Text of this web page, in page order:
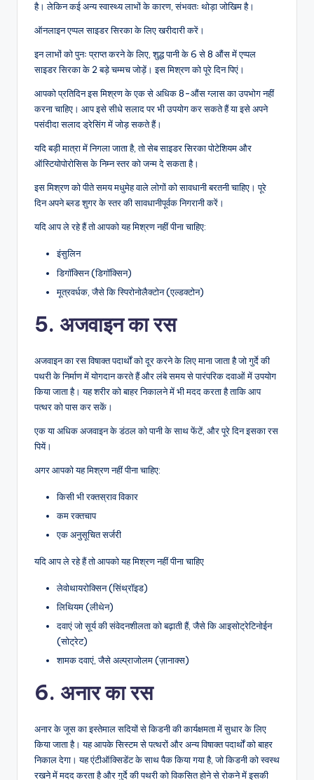
है। लेकिन कई अन्य स्वास्थ्य लाभों के कारण, संभवतः थोड़ा जोखिम है।
ऑनलाइन एप्पल साइडर सिरका के लिए खरीदारी करें।
इन लाभों को पुनः प्राप्त करने के लिए, शुद्ध पानी के 6 से 8 औंस में एप्पल
साइडर सिरका के 2 बड़े चम्मच जोड़ें। इस मिश्रण को पूरे दिन पिएं।
आपको प्रतिदिन इस मिश्रण के एक से अधिक 8-औंस ग्लास का उपभोग नहीं
करना चाहिए। आप इसे सीधे सलाद पर भी उपयोग कर सकते हैं या इसे अपने
पसंदीदा सलाद ड्रेसिंग में जोड़ सकते हैं।
यदि बड़ी मात्रा में निगला जाता है, तो सेब साइडर सिरका पोटेशियम और
ऑस्टियोपोरोसिस के निम्न स्तर को जन्म दे सकता है।
इस मिश्रण को पीते समय मधुमेह वाले लोगों को सावधानी बरतनी चाहिए। पूरे
दिन अपने ब्लड शुगर के स्तर की सावधानीपूर्वक निगरानी करें।
यदि आप ले रहे हैं तो आपको यह मिश्रण नहीं पीना चाहिए:
इंसुलिन
डिगॉक्सिन (डिगॉक्सिन)
मूत्रवर्धक, जैसे कि स्पिरोनोलैक्टोन (एल्डक्टोन)
5. अजवाइन का रस
अजवाइन का रस विषाक्त पदार्थों को दूर करने के लिए माना जाता है जो गुर्दे की
पथरी के निर्माण में योगदान करते हैं और लंबे समय से पारंपरिक दवाओं में उपयोग
किया जाता है। यह शरीर को बाहर निकालने में भी मदद करता है ताकि आप
पत्थर को पास कर सकें।
एक या अधिक अजवाइन के डंठल को पानी के साथ फेंटें, और पूरे दिन इसका रस
पियें।
अगर आपको यह मिश्रण नहीं पीना चाहिए:
किसी भी रक्तस्राव विकार
कम रक्तचाप
एक अनुसूचित सर्जरी
यदि आप ले रहे हैं तो आपको यह मिश्रण नहीं पीना चाहिए
लेवोथायरोक्सिन (सिंथ्रॉइड)
लिथियम (लीथेन)
दवाएं जो सूर्य की संवेदनशीलता को बढ़ाती हैं, जैसे कि आइसोट्रेटिनोईन
(सोट्रेट)
शामक दवाएं, जैसे अल्प्राजोलम (ज़ानाक्स)
6. अनार का रस
अनार के जूस का इस्तेमाल सदियों से किडनी की कार्यक्षमता में सुधार के लिए
किया जाता है। यह आपके सिस्टम से पत्थरों और अन्य विषाक्त पदार्थों को बाहर
निकाल देगा। यह एंटीऑक्सिडेंट के साथ पैक किया गया है, जो किडनी को स्वस्थ
रखने में मदद करता है और गुर्दे की पथरी को विकसित होने से रोकने में इसकी